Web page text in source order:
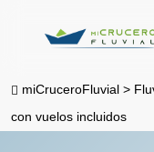
contentmiCruceroFluvial >
con vuelos incluidos